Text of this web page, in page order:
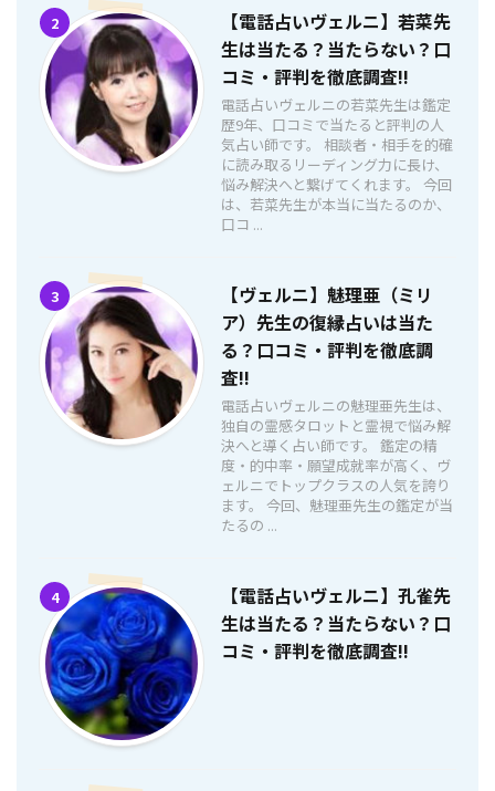
2
【電話占いヴェルニ】若菜先
生は当たる？当たらない？口
コミ・評判を徹底調査!!
電話占いヴェルニの若菜先生は鑑定
歴9年、口コミで当たると評判の人
気占い師です。 相談者・相手を的確
に読み取るリーディング力に長け、
悩み解決へと繋げてくれます。 今回
は、若菜先生が本当に当たるのか、
口コ ...
3
【ヴェルニ】魅理亜（ミリ
ア）先生の復縁占いは当た
る？口コミ・評判を徹底調
査!!
電話占いヴェルニの魅理亜先生は、
独自の霊感タロットと霊視で悩み解
決へと導く占い師です。 鑑定の精
度・的中率・願望成就率が高く、ヴ
ェルニでトップクラスの人気を誇り
ます。 今回、魅理亜先生の鑑定が当
たるの ...
4
【電話占いヴェルニ】孔雀先
生は当たる？当たらない？口
コミ・評判を徹底調査!!